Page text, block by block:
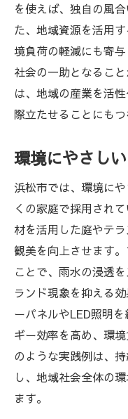
を使えば、独自の風
た、地域資源を活用
境負荷の軽減にも寄
社会の一助となるこ
は、地域の産業を活
際立たせることにもつ
環境にやさし
浜松市では、環境に
くの家庭で採用され
材を活用した庭やテ
観美を向上させます
ことで、雨水の浸透
ランド現象を抑える
ーパネルやLED照明
ギー効率を高め、環
のような実践例は、
し、地域社会全体の
ます。